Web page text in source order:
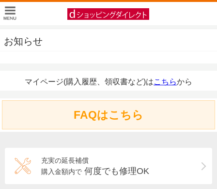
お知らせ
マイページ(購入履歴、領収書など)はこちらから
FAQはこちら
充実の延長補償
購入金額内で 何度でも修理OK